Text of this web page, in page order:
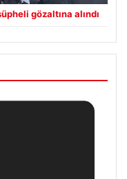
gözaltına alındı